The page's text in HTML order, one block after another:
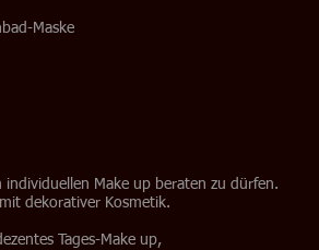
Maske
individuellen Make up beraten zu dürfen.
dekorativer Kosmetik.
Tages-Make up,